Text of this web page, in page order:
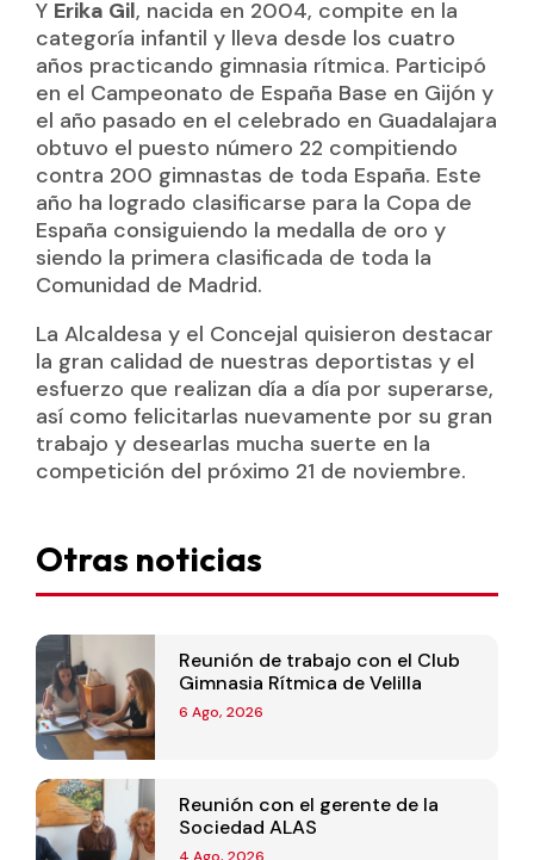
Y Erika Gil, nacida en 2004, compite en la
categoría infantil y lleva desde los cuatro
años practicando gimnasia rítmica. Participó
en el Campeonato de España Base en Gijón y
el año pasado en el celebrado en Guadalajara
obtuvo el puesto número 22 compitiendo
contra 200 gimnastas de toda España. Este
año ha logrado clasificarse para la Copa de
España consiguiendo la medalla de oro y
siendo la primera clasificada de toda la
Comunidad de Madrid.
La Alcaldesa y el Concejal quisieron destacar
la gran calidad de nuestras deportistas y el
esfuerzo que realizan día a día por superarse,
así como felicitarlas nuevamente por su gran
trabajo y desearlas mucha suerte en la
competición del próximo 21 de noviembre.
Otras noticias
Reunión de trabajo con el Club
Gimnasia Rítmica de Velilla
6 Ago, 2026
Reunión con el gerente de la
Sociedad ALAS
4 Ago, 2026